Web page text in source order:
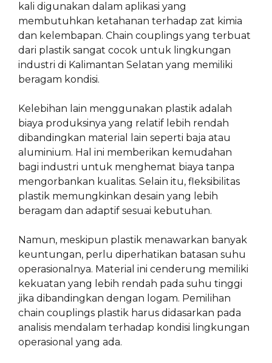
kali digunakan dalam aplikasi yang
membutuhkan ketahanan terhadap zat kimia
dan kelembapan. Chain couplings yang terbuat
dari plastik sangat cocok untuk lingkungan
industri di Kalimantan Selatan yang memiliki
beragam kondisi.
Kelebihan lain menggunakan plastik adalah
biaya produksinya yang relatif lebih rendah
dibandingkan material lain seperti baja atau
aluminium. Hal ini memberikan kemudahan
bagi industri untuk menghemat biaya tanpa
mengorbankan kualitas. Selain itu, fleksibilitas
plastik memungkinkan desain yang lebih
beragam dan adaptif sesuai kebutuhan.
Namun, meskipun plastik menawarkan banyak
keuntungan, perlu diperhatikan batasan suhu
operasionalnya. Material ini cenderung memiliki
kekuatan yang lebih rendah pada suhu tinggi
jika dibandingkan dengan logam. Pemilihan
chain couplings plastik harus didasarkan pada
analisis mendalam terhadap kondisi lingkungan
operasional yang ada.